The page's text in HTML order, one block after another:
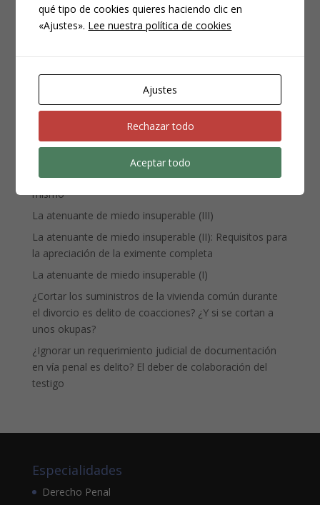
CATEGORÍAS
Compliance
Uncategorized
Denuncia, querella y atestado policial: por qué no es lo
mismo
La atenuante de miedo insuperable (III)
La atenuante de miedo insuperable (II): Requisitos para
la apreciación de la eximente completa
La atenuante de miedo insuperable (I)
¿Cortar los suministros de la vivienda común durante
el divorcio es delito de coacciones? ¿Y si se cortan a
unos okupas?
¿Ignorar un requerimiento judicial de documentación
en vía penal es delito? El deber de colaboración del
testigo
Especialidades
Derecho Penal
qué tipo de cookies quieres haciendo clic en
«Ajustes». Lee nuestra política de cookies
Ajustes
Rechazar todo
Aceptar todo